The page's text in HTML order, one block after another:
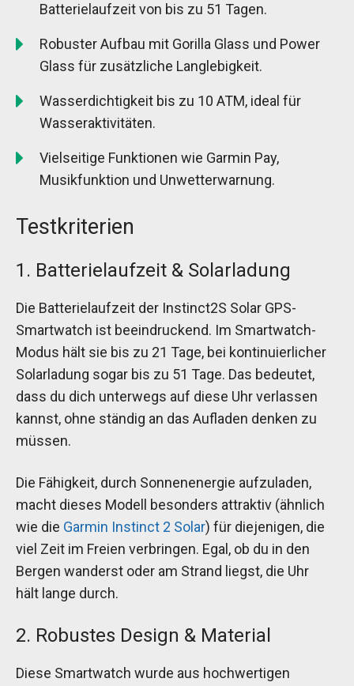
Batterielaufzeit von bis zu 51 Tagen.
Robuster Aufbau mit Gorilla Glass und Power
Glass für zusätzliche Langlebigkeit.
Wasserdichtigkeit bis zu 10 ATM, ideal für
Wasseraktivitäten.
Vielseitige Funktionen wie Garmin Pay,
Musikfunktion und Unwetterwarnung.
Testkriterien
1. Batterielaufzeit & Solarladung
Die Batterielaufzeit der Instinct2S Solar GPS-
Smartwatch ist beeindruckend. Im Smartwatch-
Modus hält sie bis zu 21 Tage, bei kontinuierlicher
Solarladung sogar bis zu 51 Tage. Das bedeutet,
dass du dich unterwegs auf diese Uhr verlassen
kannst, ohne ständig an das Aufladen denken zu
müssen.
Die Fähigkeit, durch Sonnenenergie aufzuladen,
macht dieses Modell besonders attraktiv (ähnlich
wie die Garmin Instinct 2 Solar) für diejenigen, die
viel Zeit im Freien verbringen. Egal, ob du in den
Bergen wanderst oder am Strand liegst, die Uhr
hält lange durch.
2. Robustes Design & Material
Diese Smartwatch wurde aus hochwertigen